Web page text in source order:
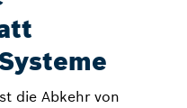
die Abkehr von